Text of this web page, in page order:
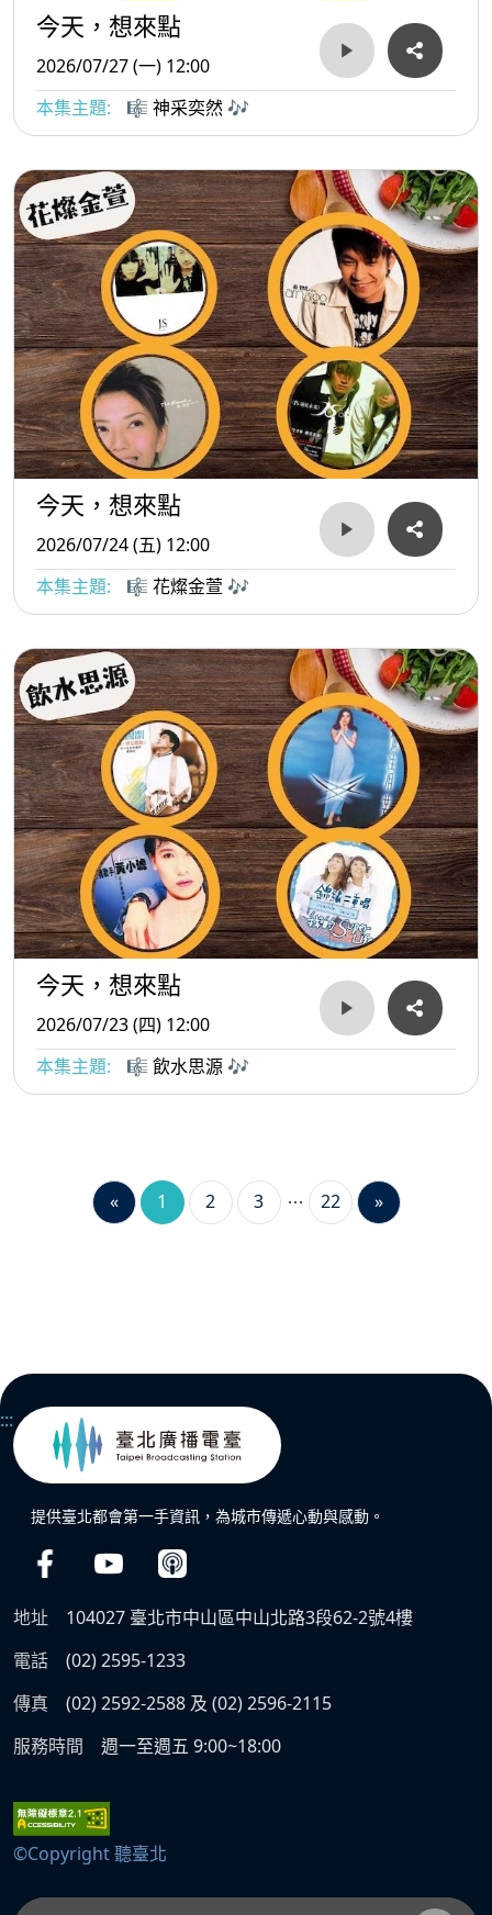
今天，想來點
2026/07/27 (一) 12:00
本集主題:
🎼 神采奕然 🎶
今天，想來點
2026/07/24 (五) 12:00
本集主題:
🎼 花燦金萱 🎶
今天，想來點
2026/07/23 (四) 12:00
本集主題:
🎼 飲水思源 🎶
« 1 2 3 22 »
:::
提供臺北都會第一手資訊，為城市傳遞心動與感動。
地址
104027 臺北市中山區中山北路3段62-2號4樓
電話
(02) 2595-1233
傳真
(02) 2592-2588 及 (02) 2596-2115
服務時間
週一至週五 9:00~18:00
©Copyright 聽臺北